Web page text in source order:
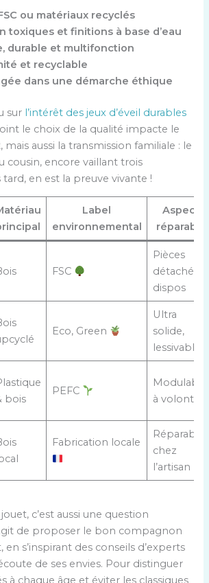
ou matériaux recyclés
toxiques et finitions à base d’eau
durable et multifonction
et recyclable
dans une démarche éthique
sur l’intérêt des jeux d’éveil durables
le choix de la qualité impacte le
aussi la transmission familiale : le
cousin, encore vaillant trois
en est la preuve vivante !
Label
environnemental
Aspect
réparable
FSC
Pièces
détachées
dispos
Eco, Green
Ultra
solide,
lessivable
bois
PEFC
Modulable
à volonté
Fabrication locale
Réparables
chez
l’artisan
c’est aussi une question
de proposer le bon compagnon
s’inspirant des conseils d’experts
de ses envies. Pour distinguer
à chaque âge et éviter les classiques